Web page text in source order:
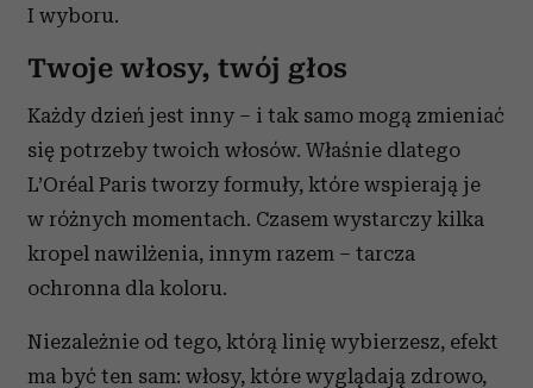
I wyboru.
Twoje włosy, twój głos
Każdy dzień jest inny – i tak samo mogą zmieniać
się potrzeby twoich włosów. Właśnie dlatego
L’Oréal Paris tworzy formuły, które wspierają je
w różnych momentach. Czasem wystarczy kilka
kropel nawilżenia, innym razem – tarcza
ochronna dla koloru.
Niezależnie od tego, którą linię wybierzesz, efekt
ma być ten sam: włosy, które wyglądają zdrowo,